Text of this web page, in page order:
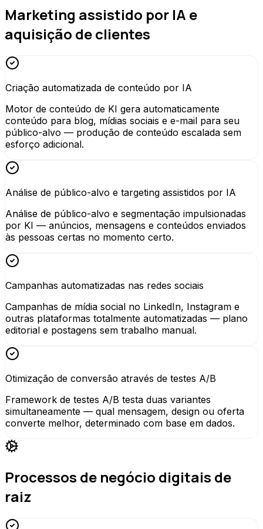
Marketing assistido por IA e
aquisição de clientes
Criação automatizada de conteúdo por IA
Motor de conteúdo de KI gera automaticamente
conteúdo para blog, mídias sociais e e-mail para seu
público-alvo — produção de conteúdo escalada sem
esforço adicional.
Análise de público-alvo e targeting assistidos por IA
Análise de público-alvo e segmentação impulsionadas
por KI — anúncios, mensagens e conteúdos enviados
às pessoas certas no momento certo.
Campanhas automatizadas nas redes sociais
Campanhas de mídia social no LinkedIn, Instagram e
outras plataformas totalmente automatizadas — plano
editorial e postagens sem trabalho manual.
Otimização de conversão através de testes A/B
Framework de testes A/B testa duas variantes
simultaneamente — qual mensagem, design ou oferta
converte melhor, determinado com base em dados.
Processos de negócio digitais de
raiz